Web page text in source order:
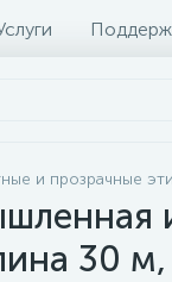
и прозрачные
30 м,